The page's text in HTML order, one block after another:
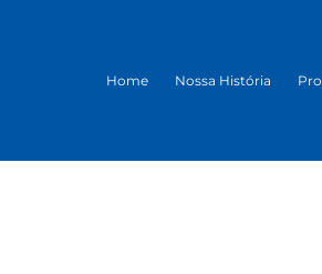
Home Nossa História